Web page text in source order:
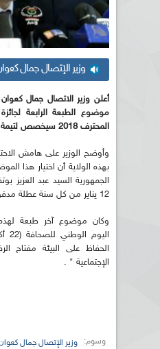
وزير الإتصال جمال
أعلن وزير الاتصال جمال
موضوع الطبعة الرابعة
المحترف 2018 سيخصص لتيمة" الهوية الوطنية" .
بهذه الولاية أن اختيار هذا
الجمهورية السيد عبد العزيز
12 يناير من كل سنة عطلة مدفوعة الأجر .
وكان موضوع آخر طبعة لهذه
الحفاظ على البيئة مفتاح
الإجتماعية " .
وسوم: وزير الإتصال جمال